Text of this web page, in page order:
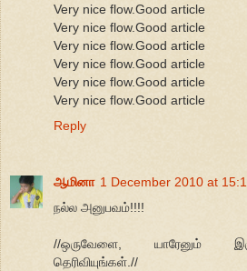
Very nice flow.Good article
Very nice flow.Good article
Very nice flow.Good article
Very nice flow.Good article
Very nice flow.Good article
Very nice flow.Good article
Reply
ஆமினா 1 December 2010 at
நல்ல அனுபவம்!!!!
//ஒருவேளை, யாரேனும்
தெரிவியுங்கள்.//